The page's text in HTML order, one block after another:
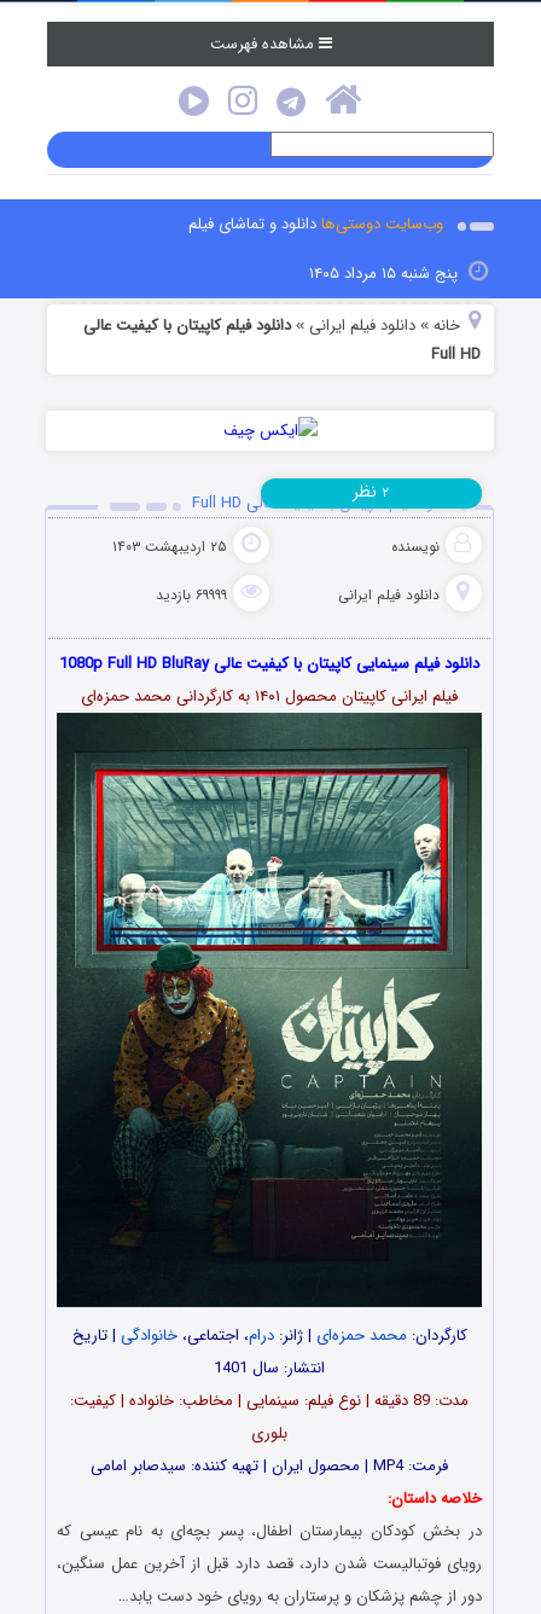
مشاهده فهرست
وب‌سایت دوستی‌هادانلود و تماشای فیلم
پنج شنبه ۱۵ مرداد ۱۴۰۵
خانه »دانلود فیلم‌ ایرانی »دانلود فیلم کاپیتان با کیفیت عالی
Full HD
دانلود فیلم کاپیتان با کیفیت عالی Full HD
نویسنده ۲۵ اردیبهشت ۱۴۰۳
دانلود فیلم‌ ایرانی ۶۹۹۹۹ بازدید
۲ نظر
دانلود فیلم سینمایی کاپیتان با کیفیت عالی 1080p Full HD BluRay
فیلم ایرانی کاپیتان محصول ۱۴۰۱ به کارگردانی محمد حمزه‌ای
کارگردان: محمد حمزه‌ای | ژانر:درام، اجتماعی،خانوادگی | تاریخ
انتشار: سال 1401
مدت‌‌: 89 دقیقه | نوع فیلم: سینمایی | مخاطب: خانواده | کیفیت:
بلوری
فرمت: MP4 | محصول ایران | تهیه‎‌ کننده: سیدصابر امامی
خلاصه داستان:
در بخش کودکان بیمارستان اطفال، پسر بچه‌ای به نام عیسی که
رویای فوتبالیست شدن دارد، قصد دارد قبل از آخرین عمل سنگین،
دور از چشم پزشکان و پرستاران به رویای خود دست یابد…